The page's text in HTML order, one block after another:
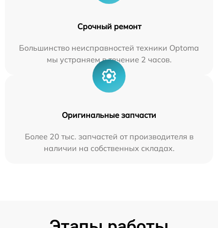
Срочный ремонт
Большинство неисправностей техники Optoma
мы устраняем в течение 2 часов.
Оригинальные запчасти
Более 20 тыс. запчастей от производителя в
наличии на собственных складах.